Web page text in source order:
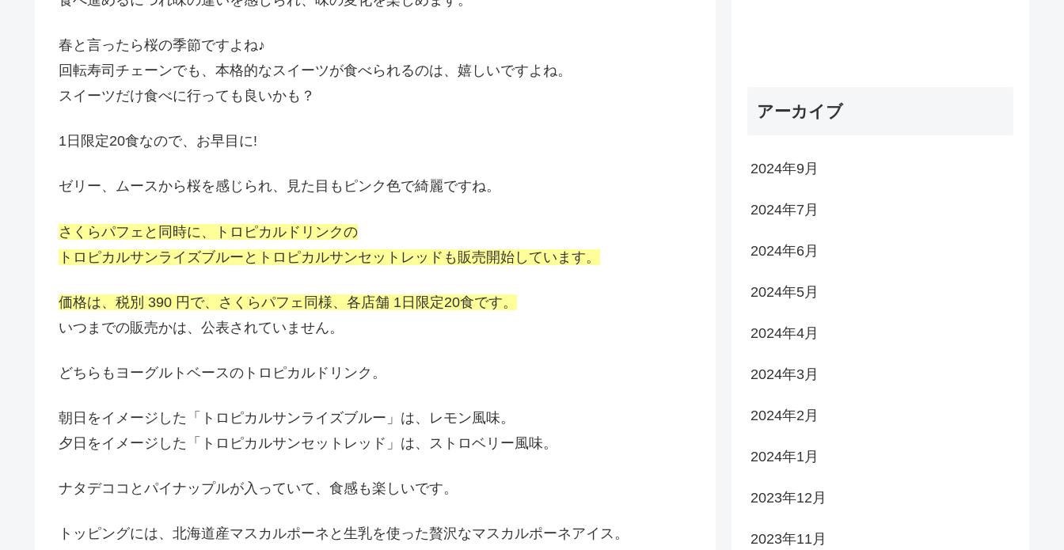
春と言ったら桜の季節ですよね♪
回転寿司チェーンでも、本格的なスイーツが食べられるのは、嬉しいですよね。
スイーツだけ食べに行っても良いかも？
1日限定20食なので、お早目に!
ゼリー、ムースから桜を感じられ、見た目もピンク色で綺麗ですね。
さくらパフェと同時に、トロピカルドリンクの
トロピカルサンライズブルーとトロピカルサンセットレッドも販売開始しています。
価格は、税別 390 円で、さくらパフェ同様、各店舗 1日限定20食です。
いつまでの販売かは、公表されていません。
どちらもヨーグルトベースのトロピカルドリンク。
朝日をイメージした「トロピカルサンライズブルー」は、レモン風味。
夕日をイメージした「トロピカルサンセットレッド」は、ストロベリー風味。
ナタデココとパイナップルが入っていて、食感も楽しいです。
トッピングには、北海道産マスカルポーネと生乳を使った贅沢なマスカルポーネアイス。
アーカイブ
2024年9月
2024年7月
2024年6月
2024年5月
2024年4月
2024年3月
2024年2月
2024年1月
2023年12月
2023年11月